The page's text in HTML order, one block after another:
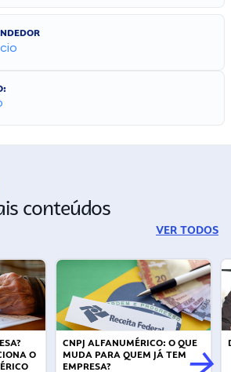
conteúdos
VER TODOS
O
CNPJ ALFANUMÉRICO: O QUE
MUDA PARA QUEM JÁ TEM
EMPRESA?